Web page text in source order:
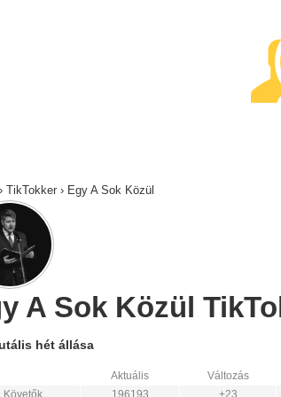
› TikTokker › Egy A Sok Közül
A Sok Közül
hét állása
Aktuális Változás
Követők
196193 +23